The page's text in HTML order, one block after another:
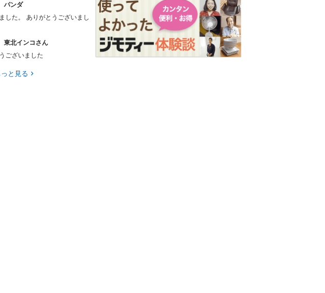
パンダ
した。 ありがとうございまし
東北インコさん
ございました
と見る